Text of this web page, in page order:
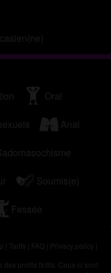
Oral
Anal
Soumis(e)
Fessée
Tarifs FAQ Privacy policy
profils fictifs. Ceux-ci sont